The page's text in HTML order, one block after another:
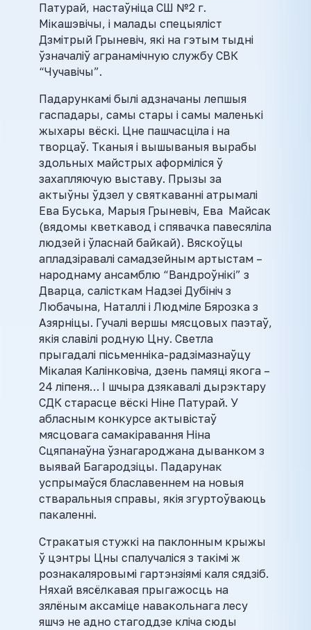
Патурай, настаўніца СШ №2 г.
Мікашэвічы, і малады спецыяліст
Дзмітрый Грыневіч, які на гэтым тыдні
ўзначаліў агранамічную службу СВК
“Чучавічы”.
Падарункамі былі адзначаны лепшыя
гаспадары, самы стары і самы маленькі
жыхары вёскі. Цне пашчасціла і на
творцаў. Тканыя і вышываныя вырабы
здольных майстрых аформіліся ў
захапляючую выставу. Прызы за
актыўны ўдзел у святкаванні атрымалі
Ева Буська, Марыя Грыневіч, Ева Майсак
(вядомы кветкавод і спявачка павесяліла
людзей і ўласнай байкай). Вяскоўцы
апладзіравалі самадзейным артыстам –
народнаму ансамблю “Вандроўнікі” з
Дварца, салісткам Надзеі Дубініч з
Любачына, Наталлі і Людміле Бярозка з
Азярніцы. Гучалі вершы мясцовых паэтаў,
якія славілі родную Цну. Светла
прыгадалі пісьменніка-радзімазнаўцу
Мікалая Калінковіча, дзень памяці якога –
24 ліпеня… І шчыра дзякавалі дырэктару
СДК старасце вёскі Ніне Патурай. У
абласным конкурсе актывістаў
мясцовага самакіравання Ніна
Сцяпанаўна ўзнагароджана дыванком з
выявай Багародзіцы. Падарунак
успрымаўся блаславеннем на новыя
стваральныя справы, якія згуртоўваюць
пакаленні.
Стракатыя стужкі на паклонным крыжы
ў цэнтры Цны спалучаліся з такімі ж
рознакаляровымі гартэнзіямі каля сядзіб.
Няхай вясёлкавая прыгажосць на
зялёным аксаміце навакольнага лесу
яшчэ не адно стагоддзе кліча сюды